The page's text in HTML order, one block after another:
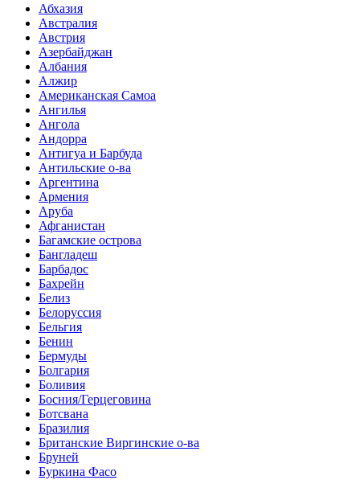
Абхазия
Австралия
Австрия
Азербайджан
Албания
Алжир
Американская Самоа
Ангилья
Ангола
Андорра
Антигуа и Барбуда
Антильские о-ва
Аргентина
Армения
Аруба
Афганистан
Багамские острова
Бангладеш
Барбадос
Бахрейн
Белиз
Белоруссия
Бельгия
Бенин
Бермуды
Болгария
Боливия
Босния/Герцеговина
Ботсвана
Бразилия
Британские Виргинские о-ва
Бруней
Буркина Фасо